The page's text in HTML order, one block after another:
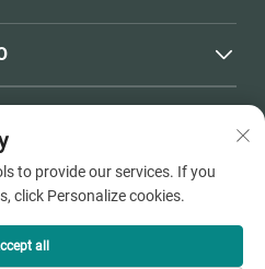
Road, Dushangang Town,
Province
to provide our services. If you
click Personalize cookies.
all